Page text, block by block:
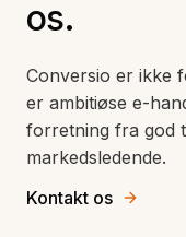
os.
Conversio er ikke
er ambitiøse e-
forretning fra god
markedsledende.
Kontakt os